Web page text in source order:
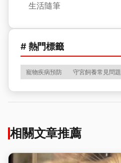
生活隨筆
# 熱門標籤
寵物疾病預防 守宮飼養常見問題
相關文章推薦